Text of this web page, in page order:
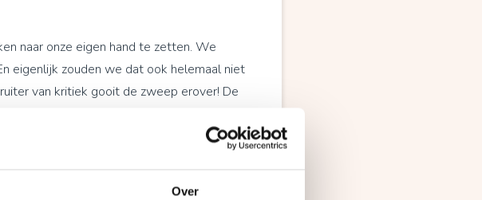
Over
naar onze eigen hand te zetten. We
eigenlijk zouden we dat ook helemaal niet
van kritiek gooit de zweep erover! De
moeten, waren we ook niet zo boos en